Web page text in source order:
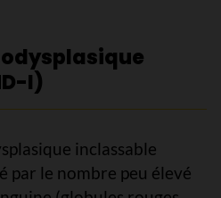
I)
inclassable
par le nombre peu élevé